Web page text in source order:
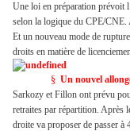
Une loi en préparation prévoit
selon la logique du CPE/
Et un nouveau mode de
droits en matière de
§ Un nouvel
Sarkozy et Fillon ont prévu
retraites par répartition. Après
droite va proposer de passer à